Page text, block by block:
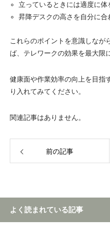
立っているときには適度に体
昇降デスクの高さを自分に合
これらのポイントを意識しなが
ば、テレワークの効果を最大限
健康面や作業効率の向上を目指
り入れてみてください。
関連記事はありません。
前の記事
よく読まれている記事